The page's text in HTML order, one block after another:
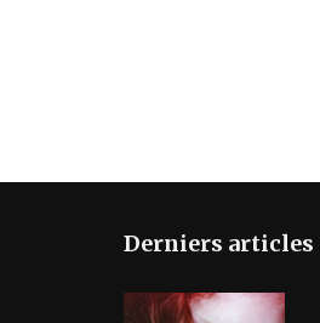
Derniers articles